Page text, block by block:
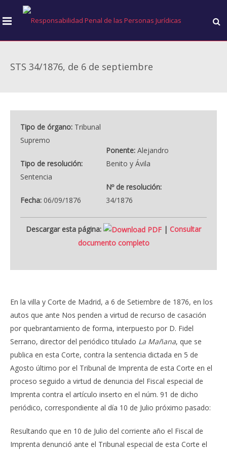
STS 34/1876, de 6 de septiembre
Tipo de órgano: Tribunal
Supremo
Tipo de resolución:
Sentencia
Fecha: 06/09/1876
Ponente:Alejandro
Benito y Ávila
Nº de resolución:
34/1876
Descargar esta página: | Consultar
documento completo
En la villa y Corte de Madrid, a 6 de Setiembre de 1876, en los
autos que ante Nos penden a virtud de recurso de casación
por quebrantamiento de forma, interpuesto por D. Fidel
Serrano, director del periódico titulado La Mañana, que se
publica en esta Corte, contra la sentencia dictada en 5 de
Agosto último por el Tribunal de Imprenta de esta Corte en el
proceso seguido a virtud de denuncia del Fiscal especial de
Imprenta contra el artículo inserto en el núm. 91 de dicho
periódico, correspondiente al día 10 de Julio próximo pasado:
Resultando que en 10 de Julio del corriente año el Fiscal de
Imprenta denunció ante el Tribunal especial de esta Corte el